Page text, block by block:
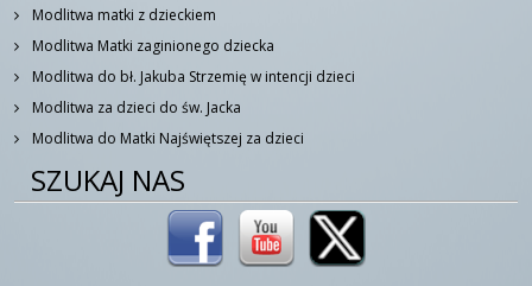
Modlitwa matki z dzieckiem
Modlitwa Matki zaginionego dziecka
Modlitwa do bł. Jakuba Strzemię w intencji dzieci
Modlitwa za dzieci do św. Jacka
Modlitwa do Matki Najświętszej za dzieci
SZUKAJ NAS